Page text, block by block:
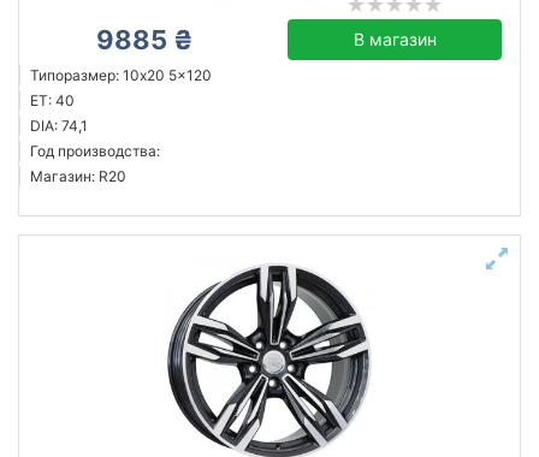
9885 ₴ В магазин
Типоразмер: 10x20 5x120
ET: 40
DIA: 74,1
Год производства:
Магазин: R20